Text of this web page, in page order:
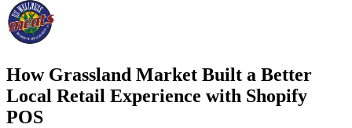
How Grassland Market Built a Better
Local Retail Experience with Shopify
POS